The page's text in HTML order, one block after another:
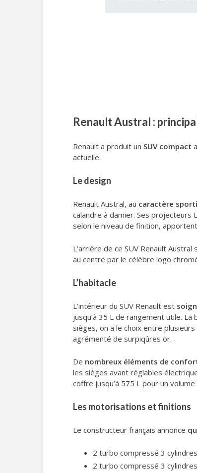
Renault Austral :
Renault a produit un SUV compact
actuelle.
Le design
Renault Austral, au caractère
calandre à damier. Ses projecteurs
selon le niveau de finition,
L’arrière de ce SUV Renault
au centre par le célèbre logo
L’habitacle
L’intérieur du SUV Renault est
jusqu’à 35 L de rangement utile.
sièges, on a le choix entre
agrémenté de surpiqûres or.
De nombreux éléments de
les sièges avant réglables
coffre jusqu’à 575 L pour un
Les motorisations et finitions
Le constructeur français annonce
2 turbo compressé 3
2 turbo compressé 3